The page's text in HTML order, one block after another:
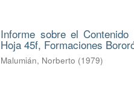
Informe sobre el
Hoja 45f, Formaciones
Malumián, Norberto (1979)